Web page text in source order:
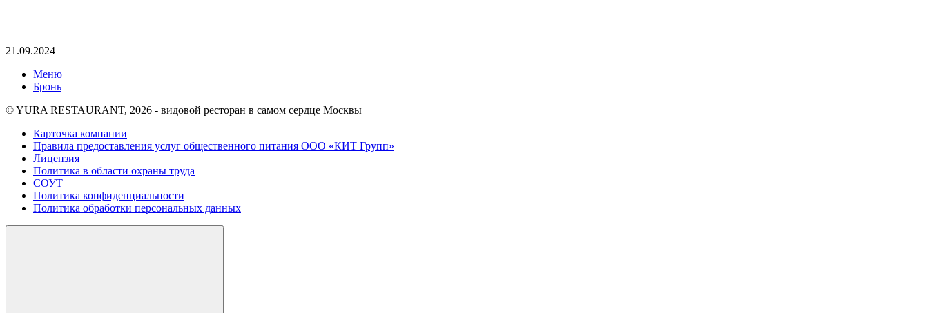
21.09.2024
Меню
Бронь
© YURA RESTAURANT, 2026 - видовой ресторан в самом сердце Москвы
Карточка компании
Правила предоставления услуг общественного питания ООО «КИТ Групп»
Лицензия
Политика в области охраны труда
СОУТ
Политика конфиденциальности
Политика обработки персональных данных